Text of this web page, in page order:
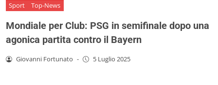
Sport Top-News
Mondiale per Club: PSG in semifinale dopo una
agonica partita contro il Bayern
Giovanni Fortunato - 5 Luglio 2025